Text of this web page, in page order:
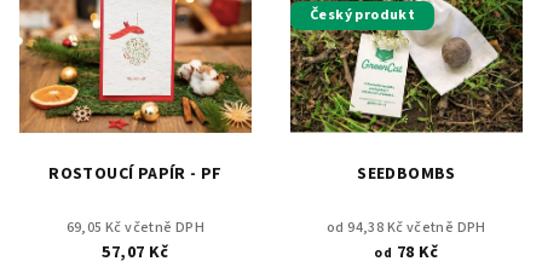
ROSTOUCÍ PAPÍR - PF
69,05 Kč včetně DPH
57,07 Kč
Český produkt
SEEDBOMBS
od 94,38 Kč včetně DPH
od 78 Kč